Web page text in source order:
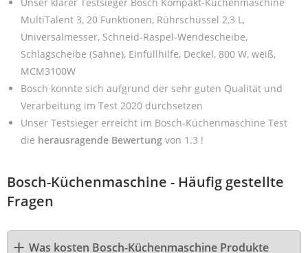
MultiTalent 3, 20 Funktionen, Rührschüssel 2,3 L,
Universalmesser, Schneid-Raspel-Wendescheibe,
Schlagscheibe (Sahne), Einfüllhilfe, Deckel, 800 W, weiß,
MCM3100W
Bosch konnte sich aufgrund der sehr guten Qualität und
Verarbeitung im Test 2020 durchsetzen
Unser Testsieger erreicht im Bosch-Küchenmaschine Test
die herausragende Bewertung von 1.3 !
Bosch-Küchenmaschine - Häufig gestellte
Fragen
Was kosten Bosch-Küchenmaschine Produkte